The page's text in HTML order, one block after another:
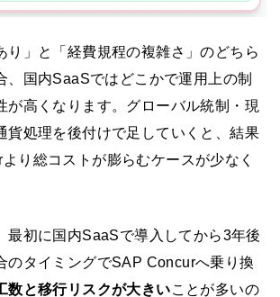
り」と「経費規程の複雑さ」のどちら
、国内SaaSではどこかで運用上の制
が高くなります。グローバル統制・現
貨処理を後付けで足していくと、結果
り総コストが膨らむケースが少なく
最初に国内SaaSで導入してから3年後
のタイミングでSAP Concurへ乗り換
数と移行リスクが大きいことが多いの